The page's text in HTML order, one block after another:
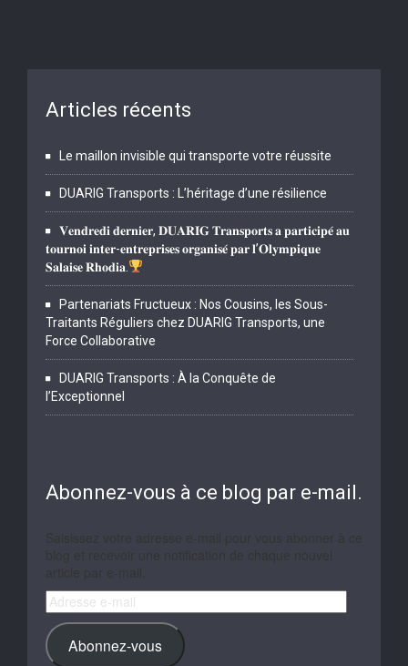
Articles récents
Le maillon invisible qui transporte votre réussite
DUARIG Transports : L’héritage d’une résilience
𝐕𝐞𝐧𝐝𝐫𝐞𝐝𝐢 𝐝𝐞𝐫𝐧𝐢𝐞𝐫, 𝐃𝐔𝐀𝐑𝐈𝐆 𝐓𝐫𝐚𝐧𝐬𝐩𝐨𝐫𝐭𝐬 𝐚 𝐩𝐚𝐫𝐭𝐢𝐜𝐢𝐩𝐞́ 𝐚𝐮
𝐭𝐨𝐮𝐫𝐧𝐨𝐢 𝐢𝐧𝐭𝐞𝐫-𝐞𝐧𝐭𝐫𝐞𝐩𝐫𝐢𝐬𝐞𝐬 𝐨𝐫𝐠𝐚𝐧𝐢𝐬𝐞́ 𝐩𝐚𝐫 𝐥’𝐎𝐥𝐲𝐦𝐩𝐢𝐪𝐮𝐞
𝐒𝐚𝐥𝐚𝐢𝐬𝐞 𝐑𝐡𝐨𝐝𝐢𝐚.
Partenariats Fructueux : Nos Cousins, les Sous-
Traitants Réguliers chez DUARIG Transports, une
Force Collaborative
DUARIG Transports : À la Conquête de
l’Exceptionnel
Abonnez-vous à ce blog par e-mail.
Adresse
e-
mail
Abonnez-vous